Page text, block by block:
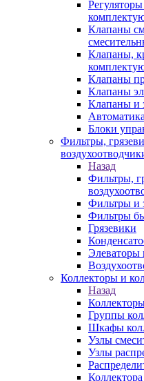
Клапаны
Клапаны,
Клапаны
Клапаны
Клапаны и
Блоки
Фильтры,
Назад
Фильтры,
Фильтры и
Фильтры
Грязевики
Элеваторы
Коллекторы и
Назад
Группы
Шкафы
Узлы
Узлы